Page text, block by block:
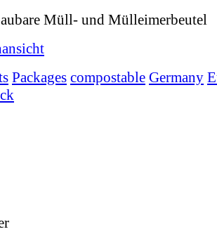
Müll- und Mülleimerbeutel
Packages compostable Germany